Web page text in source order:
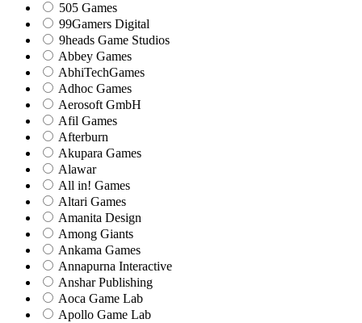
505 Games
99Gamers Digital
9heads Game Studios
Abbey Games
AbhiTechGames
Adhoc Games
Aerosoft GmbH
Afil Games
Afterburn
Akupara Games
Alawar
All in! Games
Altari Games
Amanita Design
Among Giants
Ankama Games
Annapurna Interactive
Anshar Publishing
Aoca Game Lab
Apollo Game Lab